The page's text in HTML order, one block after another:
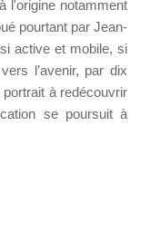
l'origine notamment
pourtant par Jean-
active et mobile, si
l’avenir, par dix
à redécouvrir
se poursuit à